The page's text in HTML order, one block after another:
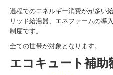
施工事例
キッチン
バスルーム2
過程でのエネルギー消費がが多い
リッド給湯器、エネファームの導
制度です。
全ての世帯が対象となります。
エコキュート補助